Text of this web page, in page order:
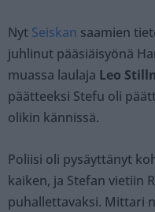
Nyt Seiskan saamien
juhlinut pääsiäisyönä
muassa laulaja Leo
päätteeksi Stefu oli
olikin kännissä.
Poliisi oli pysäyttänyt
kaiken, ja Stefan vietiin
puhallettavaksi. Mittari